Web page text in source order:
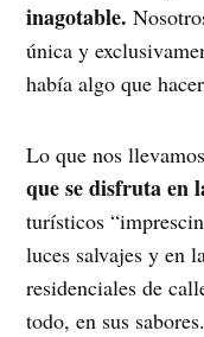
inagotable.
única y
había algo que
Lo que nos
que se disfruta en
turísticos
luces salvajes y en
residenciales de
todo, en sus